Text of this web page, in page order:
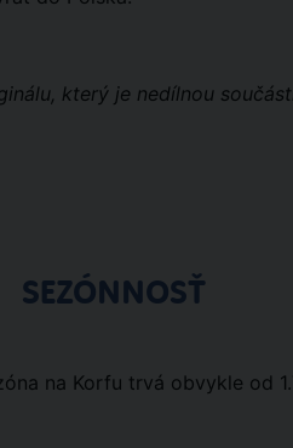
který je nedílnou
SEZÓNNOSŤ
na Korfu trvá obvykle od